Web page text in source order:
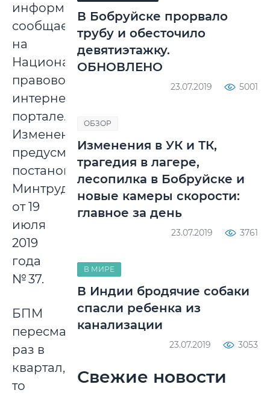
информация
сообщается
на
Национальном
правовом
интернет-
портале.
Изменения
предусмотрены
постановлением
Минтруда
от 19
июля
2019
года
№ 37.
БПМ
пересматривают
раз в
квартал,
то
В Бобруйске прорвало
трубу и обесточило
девятиэтажку.
ОБНОВЛЕНО
23.07.2019 5001
ОБЗОР
Изменения в УК и ТК,
трагедия в лагере,
лесопилка в Бобруйске и
новые камеры скорости:
главное за день
23.07.2019 3761
В МИРЕ
В Индии бродячие собаки
спасли ребенка из
канализации
23.07.2019 3053
Свежие новости